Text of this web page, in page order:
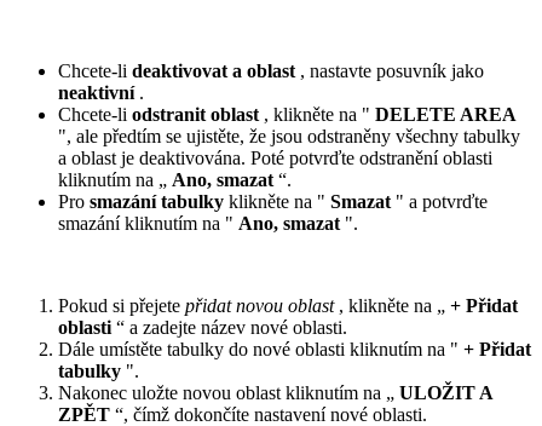
Chcete-li deaktivovat a oblast , nastavte posuvník jako
neaktivní.
Chcete-li odstranit oblast , klikněte na " DELETE AREA
", ale předtím se ujistěte, že jsou odstraněny všechny tabulky
a oblast je deaktivována. Poté potvrďte odstranění oblasti
kliknutím na „ Ano, smazat “.
Pro smazání tabulky klikněte na " Smazat " a potvrďte
smazání kliknutím na " Ano, smazat ".
Pokud si přejete přidat novou oblast, klikněte na „ + Přidat
oblasti “ a zadejte název nové oblasti.
Dále umístěte tabulky do nové oblasti kliknutím na " + Přidat
tabulky ".
Nakonec uložte novou oblast kliknutím na „ ULOŽIT A
ZPĚT “, čímž dokončíte nastavení nové oblasti.